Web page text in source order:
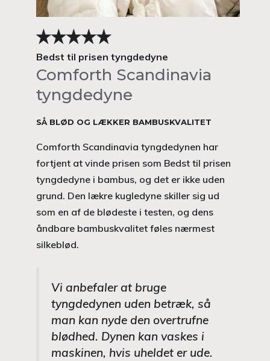
Bedst til prisen tyngdedyne
Comforth Scandinavia
tyngdedyne
SÅ BLØD OG LÆKKER BAMBUSKVALITET
Comforth Scandinavia tyngdedynen har
fortjent at vinde prisen som Bedst til prisen
tyngdedyne i bambus, og det er ikke uden
grund. Den lækre kugledyne skiller sig ud
som en af de blødeste i testen, og dens
åndbare bambuskvalitet føles nærmest
silkeblød.
Vi anbefaler at bruge
tyngdedynen uden betræk, så
man kan nyde den overtrufne
blødhed. Dynen kan vaskes i
maskinen, hvis uheldet er ude.